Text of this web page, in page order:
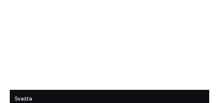
Svašta